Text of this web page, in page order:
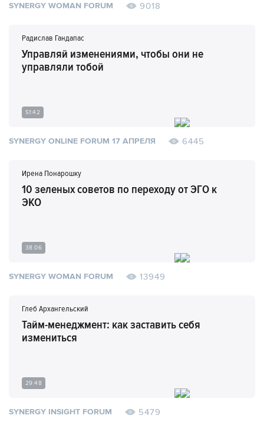
SYNERGY WOMAN FORUM 9018
Радислав Гандапас
Управляй изменениями, чтобы они не
управляли тобой
51:42
SYNERGY ONLINE FORUM 17 АПРЕЛЯ 6445
Ирена Понарошку
10 зеленых советов по переходу от ЭГО к
ЭКО
38:06
SYNERGY WOMAN FORUM 13949
Глеб Архангельский
Тайм-менеджмент: как заставить себя
измениться
29:48
SYNERGY INSIGHT FORUM 5479